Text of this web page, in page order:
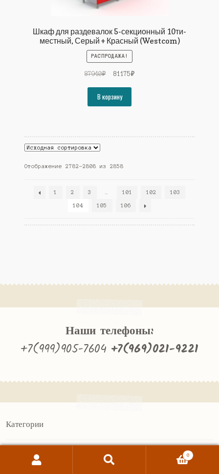
Шкаф для раздевалок 5-секционный 10ти-
местный, Серый + Красный (Westcom)
РАСПРОДАЖА!
87940₽
Первоначальная
составляла
87940₽.
81175₽Текущая
В корзину
Отображение 2782–2808 из 2858
1 2 3 101 102 103
104 105 106
Наши телефоны:
+7(999)905-7604 +7(969)021-9221
Категории
Витрины
0